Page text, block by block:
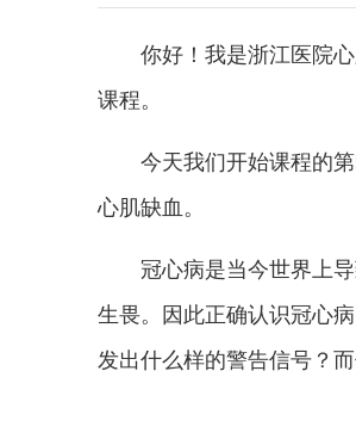
你好！我是浙江医院
课程。
今天我们开始课程的
心肌缺血。
冠心病是当今世界上
生畏。因此正确认识冠心
发出什么样的警告信号？